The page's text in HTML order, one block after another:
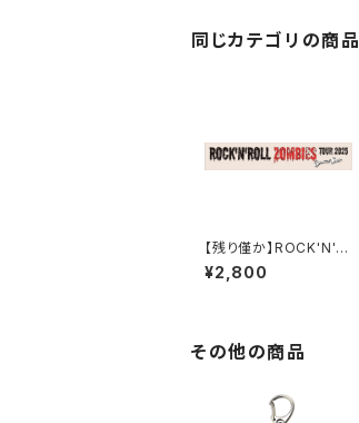
同じカテゴリの商品
【残り僅か】ROCK'N' R
OLL ZOMBIES マフラ
ータオル
¥2,800
その他の商品